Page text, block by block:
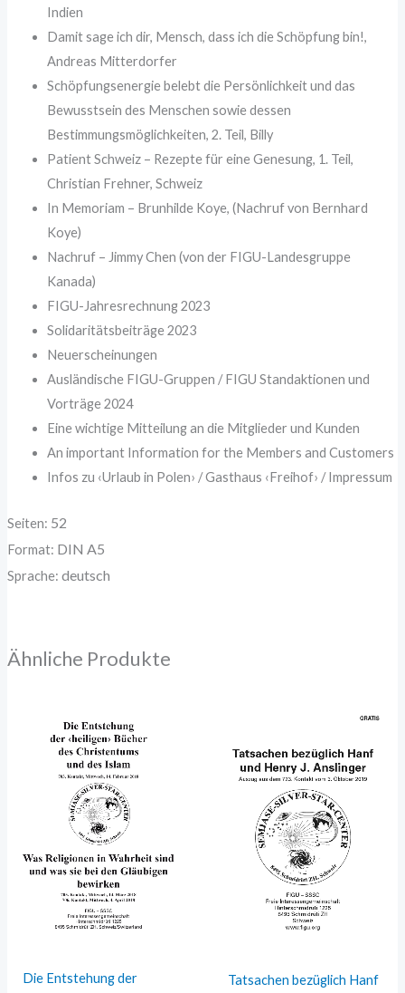
Indien
Damit sage ich dir, Mensch, dass ich die Schöpfung bin!,
Andreas Mitterdorfer
Schöpfungsenergie belebt die Persönlichkeit und das
Bewusstsein des Menschen sowie dessen
Bestimmungsmöglichkeiten, 2. Teil, Billy
Patient Schweiz – Rezepte für eine Genesung, 1. Teil,
Christian Frehner, Schweiz
In Memoriam – Brunhilde Koye, (Nachruf von Bernhard
Koye)
Nachruf – Jimmy Chen (von der FIGU-Landesgruppe
Kanada)
FIGU-Jahresrechnung 2023
Solidaritätsbeiträge 2023
Neuerscheinungen
Ausländische FIGU-Gruppen / FIGU Standaktionen und
Vorträge 2024
Eine wichtige Mitteilung an die Mitglieder und Kunden
An important Information for the Members and Customers
Infos zu ‹Urlaub in Polen› / Gasthaus ‹Freihof› / Impressum
Seiten: 52
Format: DIN A5
Sprache: deutsch
Ähnliche Produkte
Die Entstehung der
Tatsachen bezüglich Hanf